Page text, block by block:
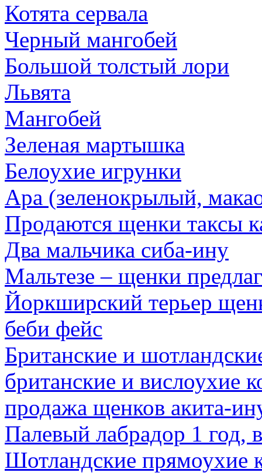
Котята сервала
Черный мангобей
Большой толстый лори
Львята
Мангобей
Зеленая мартышка
Белоухие игрунки
Ара (зеленокрылый,
Продаются щенки таксы
Два мальчика сиба-ину
Мальтезе – щенки
Йоркширский терьер
беби фейс
Британские и
британские и вислоухие
продажа щенков акита-
Палевый лабрадор 1 год,
Шотландские прямоухие